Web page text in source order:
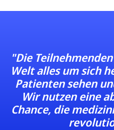
"Die
Welt alles um sich
Patienten sehen
Wir nutzen eine
Chance, die